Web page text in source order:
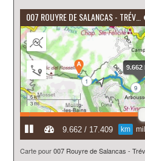
Carte pour007 Rouyre de Salancas -